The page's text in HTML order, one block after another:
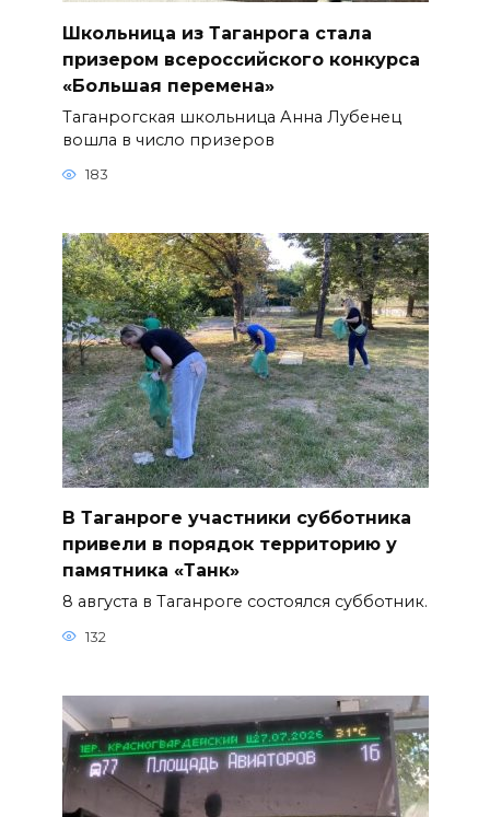
Школьница из Таганрога стала
призером всероссийского конкурса
«Большая перемена»
Таганрогская школьница Анна Лубенец
вошла в число призеров
183
В Таганроге участники субботника
привели в порядок территорию у
памятника «Танк»
8 августа в Таганроге состоялся субботник.
132